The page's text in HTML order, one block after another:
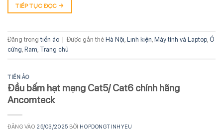
TIẾP TỤC ĐỌC →
Đăng trong tiền ảo Được gắn thẻ Hà Nội Linh kiện Máy tính và Laptop Ổ
cứng Ram Trang chủ
TIỀN ẢO
Đầu bấm hạt mạng Cat5/ Cat6 chính hãng
Ancomteck
ĐĂNG VÀO 25/03/2025 BỞI HOPDONGTINHYEU